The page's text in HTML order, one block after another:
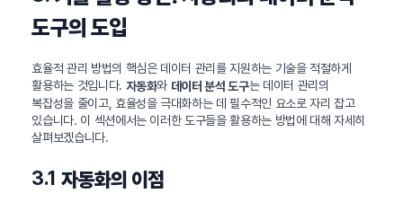
도구의 도입
효율적 관리 방법의 핵심은 데이터 관리를 지원하는 기술을 적절하게
활용하는 것입니다. 자동화와 데이터 분석 도구는 데이터 관리의
복잡성을 줄이고, 효율성을 극대화하는 데 필수적인 요소로 자리 잡고
있습니다. 이 섹션에서는 이러한 도구들을 활용하는 방법에 대해 자세히
살펴보겠습니다.
3.1 자동화의 이점